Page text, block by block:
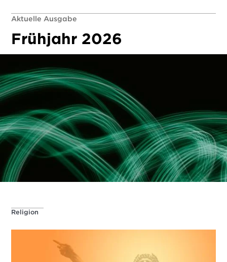
Aktuelle Ausgabe
Frühjahr 2026
Religion